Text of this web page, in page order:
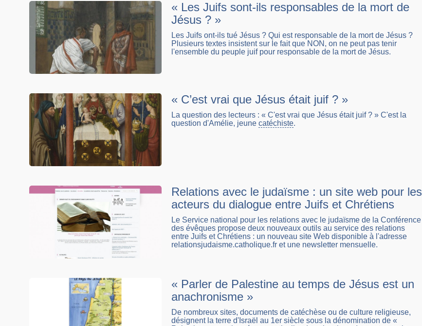
« Les Juifs sont-ils responsables de la mort de
Jésus ? »
Les Juifs ont-ils tué Jésus ? Qui est responsable de la mort de Jésus ?
Plusieurs textes insistent sur le fait que NON, on ne peut pas tenir
l'ensemble du peuple juif pour responsable de la mort de Jésus.
« C’est vrai que Jésus était juif ? »
La question des lecteurs : « C'est vrai que Jésus était juif ? » C'est la
question d'Amélie, jeune catéchiste.
Relations avec le judaïsme : un site web pour les
acteurs du dialogue entre Juifs et Chrétiens
Le Service national pour les relations avec le judaïsme de la Conférence
des évêques propose deux nouveaux outils au service des relations
entre Juifs et Chrétiens : un nouveau site Web disponible à l'adresse
relationsjudaisme.catholique.fr et une newsletter mensuelle.
« Parler de Palestine au temps de Jésus est un
anachronisme »
De nombreux sites, documents de catéchèse ou de culture religieuse,
désignent la terre d'Israël au 1er siècle sous la dénomination de «